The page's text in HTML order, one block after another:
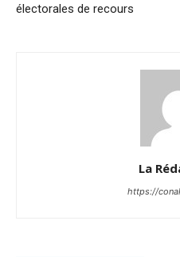
électorales de recours
La
https://